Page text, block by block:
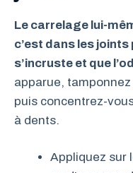
Le carrelage lui-
c’est dans les
s’incruste et que
apparue,
puis concentrez-
à dents.
Appliquez sur